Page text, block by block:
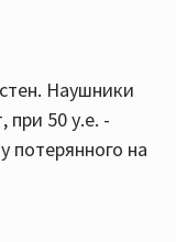
Наушники
при 50 у.е. -
потерянного на